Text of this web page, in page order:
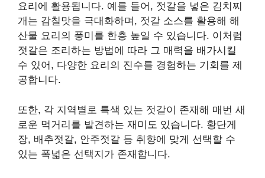
요리에 활용됩니다. 예를 들어, 젓갈을 넣은 김치찌
개는 감칠맛을 극대화하며, 젓갈 소스를 활용해 해
산물 요리의 풍미를 한층 높일 수 있습니다. 이처럼
젓갈은 조리하는 방법에 따라 그 매력을 배가시킬
수 있어, 다양한 요리의 진수를 경험하는 기회를 제
공합니다.
또한, 각 지역별로 특색 있는 젓갈이 존재해 매번 새
로운 먹거리를 발견하는 재미도 있습니다. 황단게
장, 배추젓갈, 안주젓갈 등 취향에 맞게 선택할 수
있는 폭넓은 선택지가 존재합니다.